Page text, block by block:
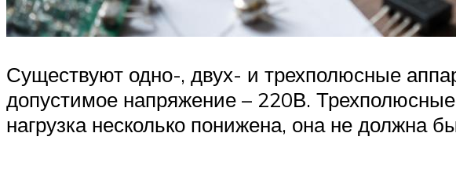
Существуют одно-, двух- и трехполюсные
допустимое напряжение – 220В.
нагрузка несколько понижена, она не должна